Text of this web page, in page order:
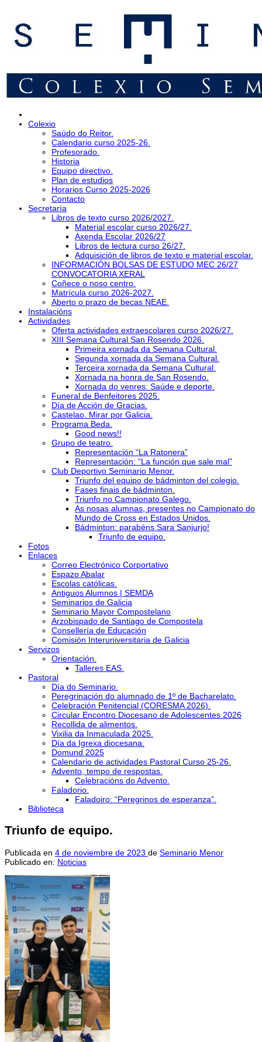
Colexio
Saúdo do Reitor.
Calendario curso 2025-26.
Profesorado.
Historia
Equipo directivo.
Plan de estudios
Horarios Curso 2025-2026
Contacto
Secretaría
Libros de texto curso 2026/2027.
Material escolar curso 2026/27.
Axenda Escolar 2026/27
Libros de lectura curso 26/27.
Adquisición de libros de texto e material escolar.
INFORMACIÓN BOLSAS DE ESTUDO MEC 26/27
CONVOCATORIA XERAL
Coñece o noso centro.
Matrícula curso 2026-2027.
Aberto o prazo de becas NEAE.
Instalacións
Actividades
Oferta actividades extraescolares curso 2026/27.
XIII Semana Cultural San Rosendo 2026.
Primeira xornada da Semana Cultural.
Segunda xornada da Semana Cultural.
Terceira xornada da Semana Cultural.
Xornada na honra de San Rosendo.
Xornada do venres: Saúde e deporte.
Funeral de Benfeitores 2025.
Día de Acción de Gracias.
Castelao. Mirar por Galicia.
Programa Beda.
Good news!!
Grupo de teatro.
Representación “La Ratonera”
Representación: “La función que sale mal”
Club Deportivo Seminario Menor.
Triunfo del equipo de bádminton del colegio.
Fases finais de bádminton.
Triunfo no Campionato Galego.
As nosas alumnas, presentes no Campionato do
Mundo de Cross en Estados Unidos.
Bádminton: parabéns Sara Sanjurjo!
Triunfo de equipo.
Fotos
Enlaces
Correo Electrónico Corportativo
Espazo Abalar
Escolas católicas.
Antiguos Alumnos | SEMDA
Seminarios de Galicia
Seminario Mayor Compostelano
Arzobispado de Santiago de Compostela
Consellería de Educación
Comisión Interuniversitaria de Galicia
Servizos
Orientación.
Talleres EAS.
Pastoral
Día do Seminario.
Peregrinación do alumnado de 1º de Bacharelato.
Celebración Penitencial (CORESMA 2026).
Circular Encontro Diocesano de Adolescentes 2026
Recollida de alimentos.
Vixilia da Inmaculada 2025.
Día da Igrexa diocesana.
Domund 2025
Calendario de actividades Pastoral Curso 25-26.
Advento, tempo de respostas.
Celebracións do Advento.
Faladorio.
Faladoiro: “Peregrinos de esperanza”.
Biblioteca
Triunfo de equipo.
Publicada en 4 de noviembre de 2023 de Seminario Menor
Publicado en: Noticias